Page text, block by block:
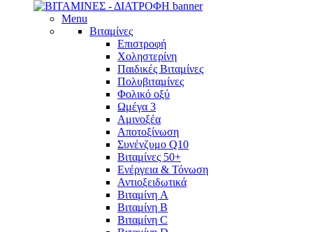
Menu
Βιταμίνες
Επιστροφή
Χοληστερίνη
Παιδικές Βιταμίνες
Πολυβιταμίνες
Φολικό οξύ
Ωμέγα 3
Αμινοξέα
Αποτοξίνωση
Συνένζυμο Q10
Βιταμίνες 50+
Ενέργεια & Τόνωση
Αντιοξειδωτικά
Βιταμίνη A
Βιταμίνη B
Βιταμίνη C